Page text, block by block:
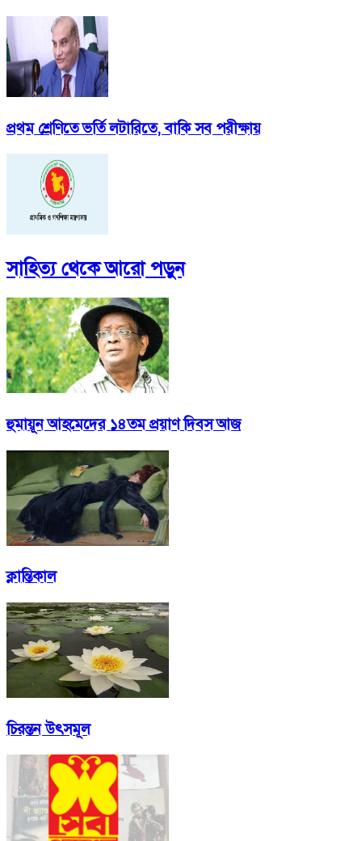
প্রথম শ্রেণিতে ভর্তি লটারিতে, বাকি সব পরীক্ষায়
সাহিত্যথেকে আরো পড়ুন
হুমায়ূন আহমেদের ১৪তম প্রয়াণ দিবস আজ
ক্লান্তিকাল
চিরন্তন উৎসমূল